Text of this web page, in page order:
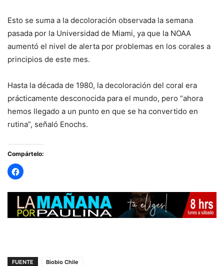
Esto se suma a la decoloración observada la semana
pasada por la Universidad de Miami, ya que la NOAA
aumentó el nivel de alerta por problemas en los corales a
principios de este mes.
Hasta la década de 1980, la decoloración del coral era
prácticamente desconocida para el mundo, pero “ahora
hemos llegado a un punto en que se ha convertido en
rutina”, señaló Enochs.
Compártelo:
FUENTE
Biobio Chile